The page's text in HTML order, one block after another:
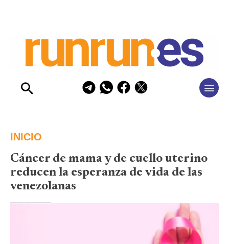
INICIO
Cáncer de mama y de cuello uterino
reducen la esperanza de vida de las
venezolanas